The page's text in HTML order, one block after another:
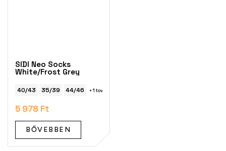
SIDI Neo Socks
White/Frost Grey
40/43 35/39 44/46 + 1 további
5 978 Ft
BŐVEBBEN